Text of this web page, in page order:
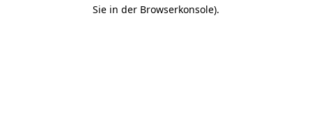
Sie in der Browserkonsole).